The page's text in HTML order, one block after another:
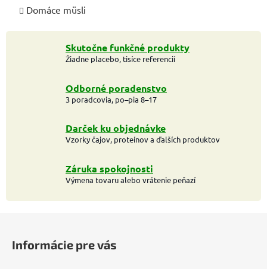
Domáce müsli
Skutočne funkčné produkty
Žiadne placebo, tisíce referencií
Odborné poradenstvo
3 poradcovia, po–pia 8–17
Darček ku objednávke
Vzorky čajov, proteínov a ďalších produktov
Záruka spokojnosti
Výmena tovaru alebo vrátenie peňazí
Informácie pre vás